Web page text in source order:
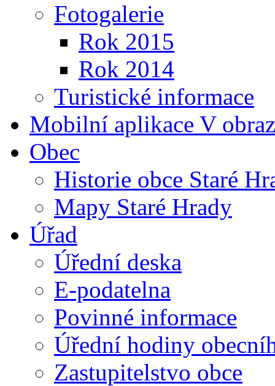
Fotogalerie
Rok 2015
Rok 2014
Turistické informace
Mobilní aplikace V
Obec
Historie obce Staré
Mapy Staré Hrady
Úřad
Úřední deska
E-podatelna
Povinné informace
Úřední hodiny
Zastupitelstvo obce